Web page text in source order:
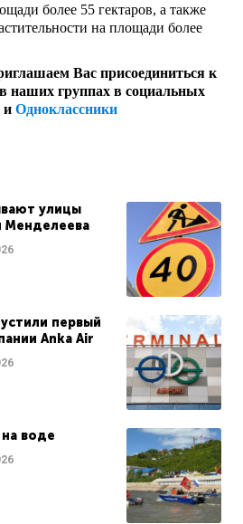
более 55 гектаров, а также
на площади более
Вас присоединиться к
наших группах в социальных
и Одноклассники
улицы
Менделеева
первый
Anka Air
воде